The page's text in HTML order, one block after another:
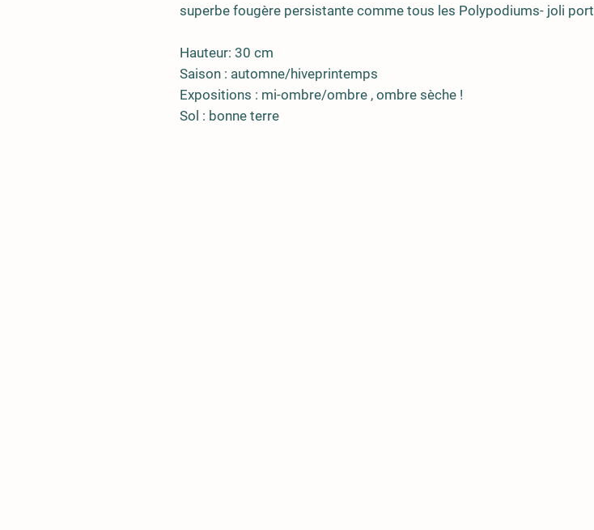
superbe fougère persistante comme tous les Polypodiums- joli port
Hauteur: 30 cm
Saison : automne/hiveprintemps
Expositions : mi-ombre/ombre , ombre sèche !
Sol : bonne terre